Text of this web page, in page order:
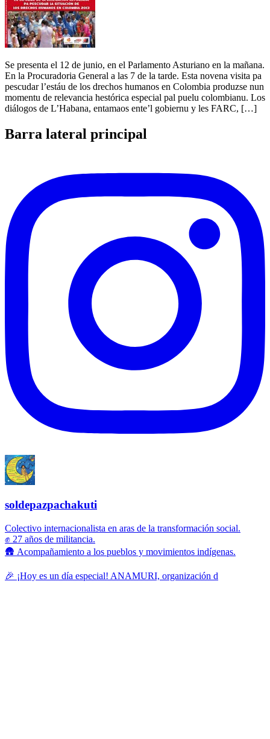
Se presenta el 12 de junio, en el Parlamento Asturiano en la mañana.
En la Procuradoria General a las 7 de la tarde. Esta novena visita pa
pescudar l’estáu de los drechos humanos en Colombia produzse nun
momentu de relevancia hestórica especial pal puelu colombianu. Los
diálogos de L’Habana, entamaos ente’l gobiernu y les FARC, […]
Barra lateral principal
soldepazpachakuti
Colectivo internacionalista en aras de la transformación social.
✊ 27 años de militancia.
🛖 Acompañamiento a los pueblos y movimientos indígenas.
🎉 ¡Hoy es un día especial! ANAMURI, organización d